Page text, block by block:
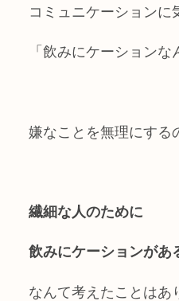
コミュニケーションに
「飲みにケーション
嫌なことを無理にす
繊細な人のために
飲みにケーションがあ
なんて考えたことはあ